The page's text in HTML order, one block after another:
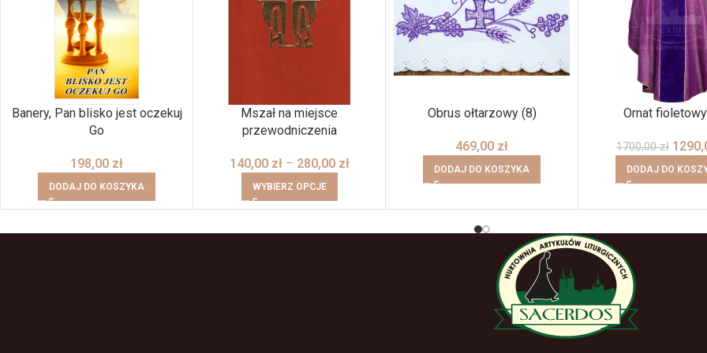
Banery, Pan blisko jest oczekuj
Go
198,00 zł
DODAJ DO KOSZYKA
Mszał na miejsce
przewodniczenia
140,00 zł – 280,00 zł
WYBIERZ OPCJE
Obrus ołtarzowy (8)
469,00 zł
DODAJ DO KOSZYKA
Ornat
1700,00zł
DODAJ DO